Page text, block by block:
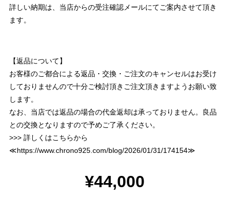
詳しい納期は、当店からの受注確認メールにてご案内させて頂き
ます。
【返品について】
お客様のご都合による返品・交換・ご注文のキャンセルはお受け
しておりませんので十分ご検討頂きご注文頂きますようお願い致
します。
なお、当店では返品の場合の代金返却は承っておりません。良品
との交換となりますので予めご了承ください。
>>> 詳しくはこちらから
≪https://www.chrono925.com/blog/2026/01/31/174154≫
¥44,000